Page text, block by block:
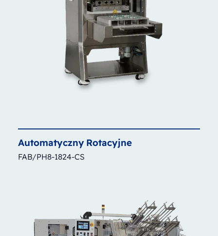
Automatyczny Rotacyjne
FAB/PH8-1824-CS